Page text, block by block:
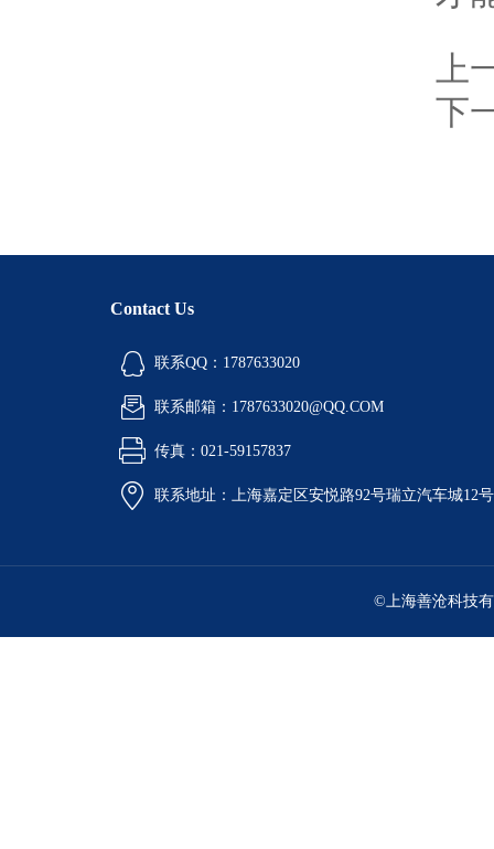
上
下
Contact Us
联系QQ：1787633020
联系邮箱：1787633020@QQ.COM
传真：021-59157837
联系地址：上海嘉定区安悦路92号瑞立汽车城12
©上海善沧科技